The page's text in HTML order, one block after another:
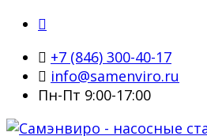
+7 (846) 300-40-17
info@samenviro.ru
Пн-Пт 9:00-17:00